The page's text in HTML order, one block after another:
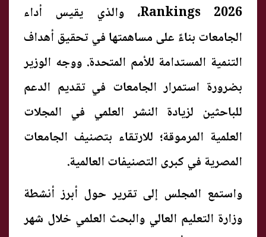
Rankings 2026، والذي يقيس أداء
الجامعات بناءً على مساهمتها في تحقيق أهداف
التنمية المستدامة للأمم المتحدة. ووجه الوزير
بضرورة استمرار الجامعات في تقديم الدعم
للباحثين لزيادة النشر العلمي في المجلات
العلمية المرموقة؛ للارتقاء بتصنيف الجامعات
المصرية في كبرى التصنيفات العالمية.
واستمع المجلس إلى تقرير حول أبرز أنشطة
وزارة التعليم العالي والبحث العلمي خلال شهر